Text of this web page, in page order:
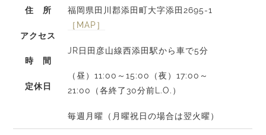
住 所
アクセス
時 間
定休日
福岡県田川郡添田町大字添田2695-1
［MAP］
JR日田彦山線西添田駅から車で5分
（昼）11:00～15:00（夜）17:00～
21:00（各終了30分前L.O.）
毎週月曜（月曜祝日の場合は翌火曜）